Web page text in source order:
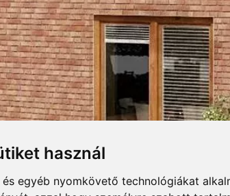
használ
egyéb nyomkövető technológiákat
Összecsuk
FUGASZINEK
klinkerlap, téglaszerűen
LAP TELJ. NYILATKOZAT
Letöltés